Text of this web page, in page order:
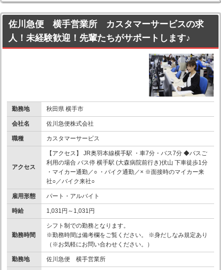
佐川急便 横手営業所 カスタマーサービスの求
人！未経験歓迎！先輩たちがサポートします♪
勤務地 秋田県 横手市
会社名 佐川急便株式会社
職種 カスタマーサービス
アクセス
【アクセス】 JR奥羽本線横手駅 ・車7分・バス7分 ◆バスご
利用の場合 バス停 横手駅 (大森病院前行き)伏山 下車徒歩1分
・マイカー通勤／○ ・バイク通勤／× ※面接時のマイカー来
社○／バイク来社○
雇用形態 パート・アルバイト
時給 1,031円～1,031円
勤務時間
シフト制での勤務となります。
※勤務時間は備考欄をご覧ください。 ※身だしなみ規定あり
（※お気軽にお問い合わせください。）
勤務地 佐川急便 横手営業所